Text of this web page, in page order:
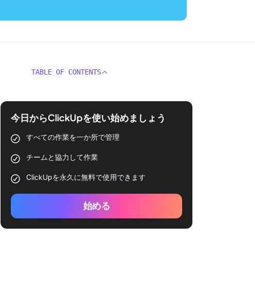
TABLE OF CONTENTS
今日からClickUpを使い始めましょう
すべての作業を一か所で管理
チームと協力して作業
ClickUpを永久に無料で使用できます
始める